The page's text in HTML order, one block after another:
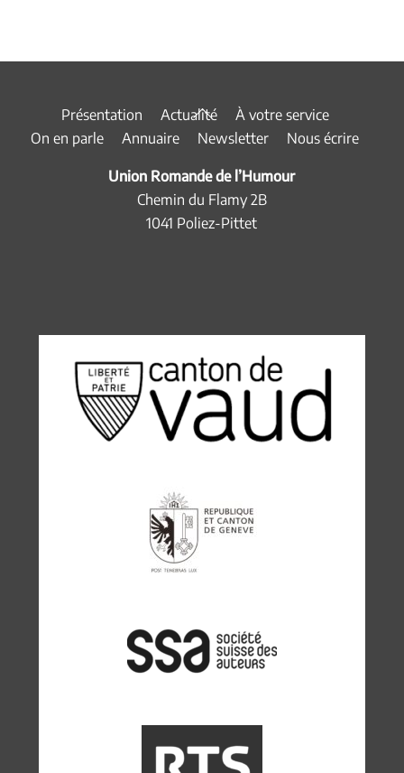
Back
To
Présentation Actualité
À votre service
On en parle
Annuaire Newsletter Nous écrire
Union Romande de l’Humour
Chemin du Flamy 2B
1041 Poliez-Pittet